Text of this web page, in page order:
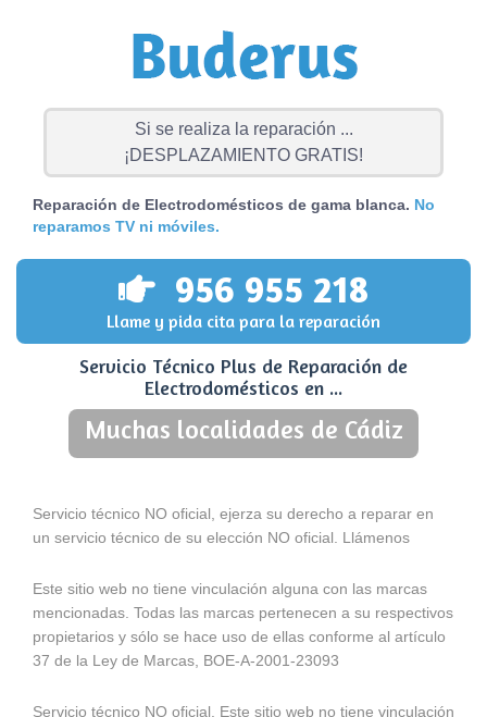
Si se realiza la reparación ...
¡DESPLAZAMIENTO GRATIS!
Reparación de Electrodomésticos de gama blanca. No
reparamos TV ni móviles.
956 955 218
Llame y pida cita para la reparación
Servicio Técnico Plus de Reparación de
Electrodomésticos en ...
Muchas localidades de Cádiz
Servicio técnico NO oficial, ejerza su derecho a reparar en
un servicio técnico de su elección NO oficial. Llámenos
Este sitio web no tiene vinculación alguna con las marcas
mencionadas. Todas las marcas pertenecen a su respectivos
propietarios y sólo se hace uso de ellas conforme al artículo
37 de la Ley de Marcas, BOE-A-2001-23093
Servicio técnico NO oficial. Este sitio web no tiene vinculación